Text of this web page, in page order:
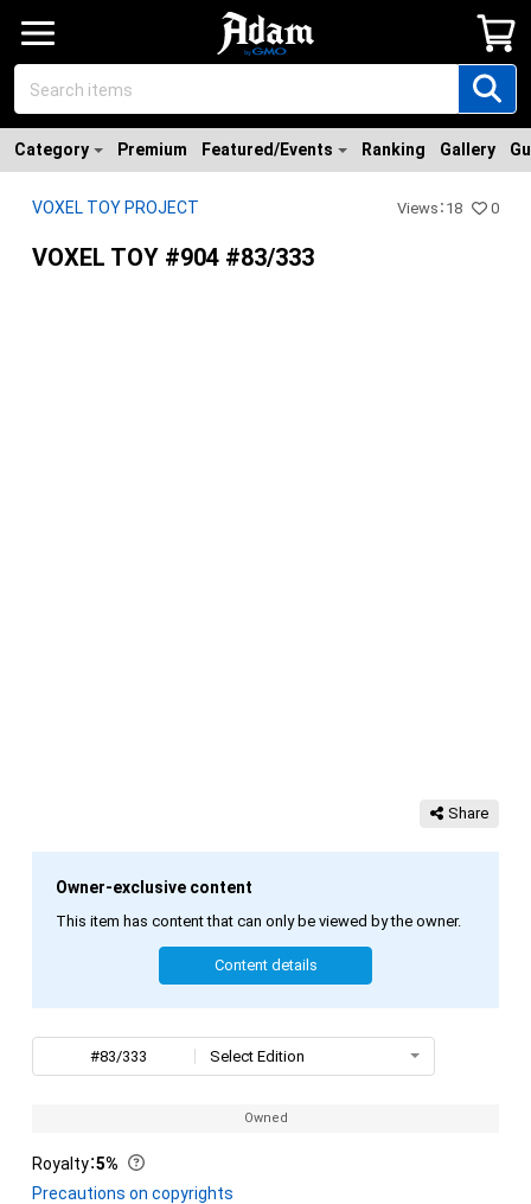
Category Premium Featured/Events Ranking Gallery
VOXEL TOY PROJECT Views ： 18 0
VOXEL TOY #904 #83/333
Share
Owner-exclusive content
This item has content that can only be viewed by the owner.
Content details
#83/333 Select Edition
Owned
Royalty：5%
Precautions on copyrights